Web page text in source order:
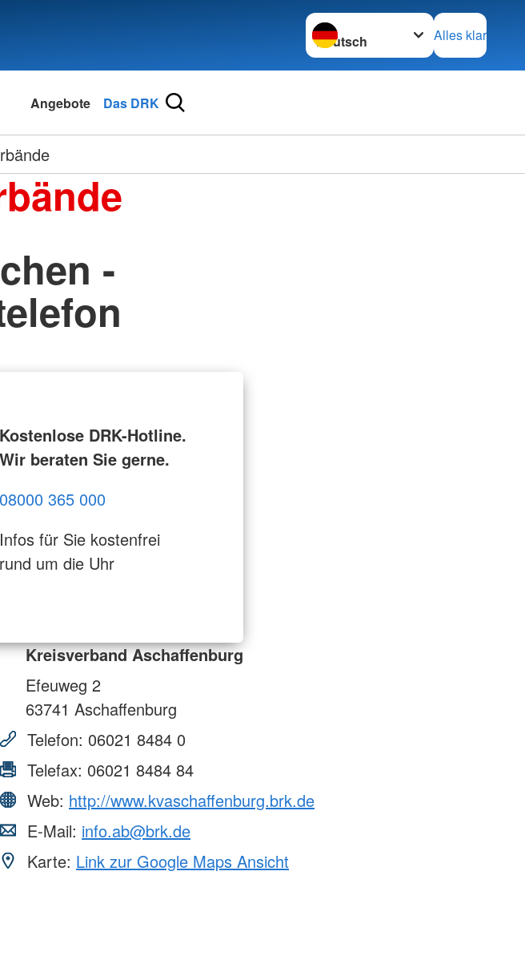
Sprache wechseln zu
Alles klar
Angebote Das DRK
-
Kostenlose DRK-Hotline.
Wir beraten Sie gerne.
08000 365 000
Infos für Sie kostenfrei
rund um die Uhr
Kreisverband Aschaffenburg
Efeuweg 2
63741 Aschaffenburg
Telefon: 06021 8484 0
Telefax: 06021 8484 84
Web: http://www.kvaschaffenburg.brk.de
E-Mail: info.ab@brk.de
Karte: Link zur Google Maps Ansicht